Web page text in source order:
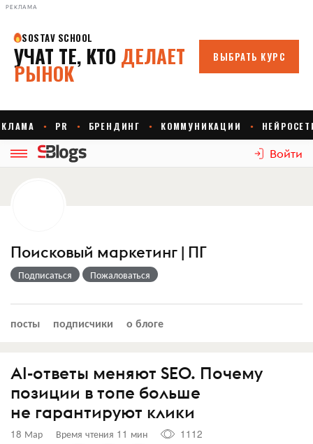
РЕКЛАМА
Войти
Поисковый маркетинг | ПГ
Подписаться Пожаловаться
посты подписчики о блоге
AI-ответы меняют SEO. Почему
позиции в топе больше
не гарантируют клики
18 Мар Время чтения 11 мин
1112